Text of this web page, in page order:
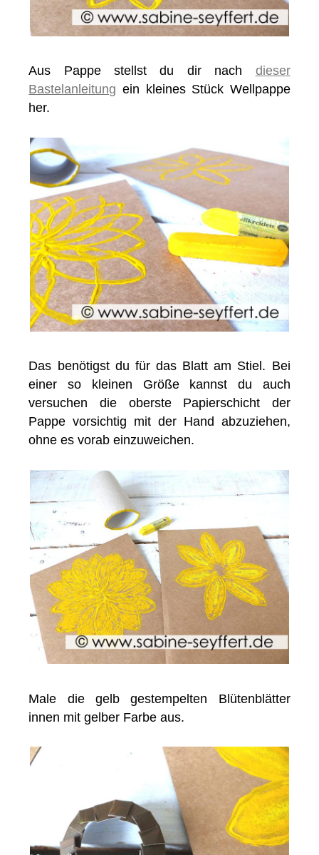
Aus Pappe stellst du dir nach dieser
Bastelanleitung ein kleines Stück Wellpappe
her.
Das benötigst du für das Blatt am Stiel. Bei
einer so kleinen Größe kannst du auch
versuchen die oberste Papierschicht der
Pappe vorsichtig mit der Hand abzuziehen,
ohne es vorab einzuweichen.
Male die gelb gestempelten Blütenblätter
innen mit gelber Farbe aus.